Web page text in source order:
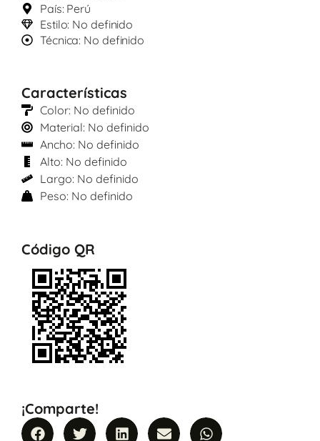
País: Perú
Estilo: No definido
Técnica: No definido
Características
Color: No definido
Material: No definido
Ancho: No definido
Alto: No definido
Largo: No definido
Peso: No definido
Código QR
¡Comparte!